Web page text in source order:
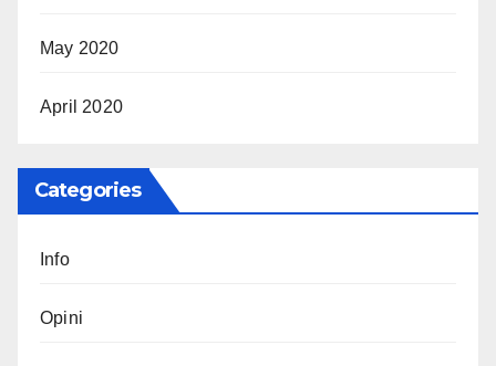
May 2020
April 2020
Categories
Info
Opini